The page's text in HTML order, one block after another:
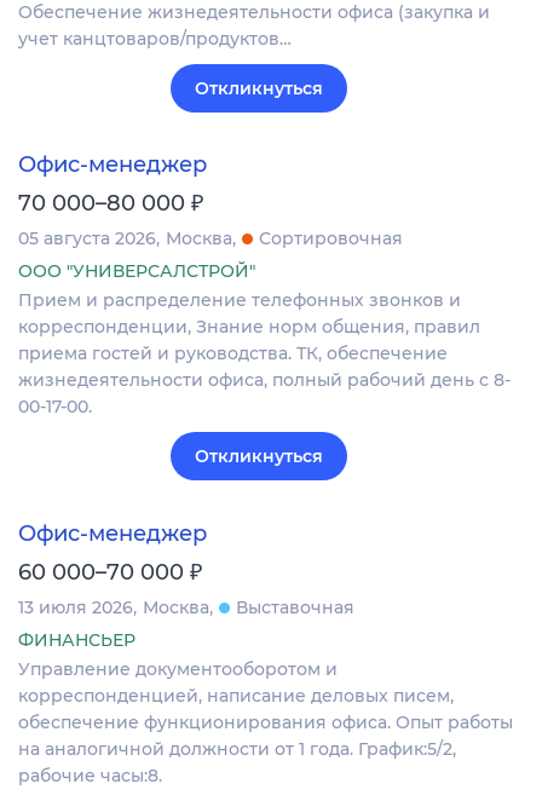
Обеспечение жизнедеятельности офиса (закупка и
учет канцтоваров/продуктов…
Откликнуться
Офис-менеджер
70 000–80 000 ₽
05 августа 2026 Москва
Сортировочная
ООО "УНИВЕРСАЛСТРОЙ"
Прием и распределение телефонных звонков и
корреспонденции, Знание норм общения, правил
приема гостей и руководства. ТК, обеспечение
жизнедеятельности офиса, полный рабочий день с 8-
00-17-00.
Откликнуться
Офис-менеджер
60 000–70 000 ₽
13 июля 2026 Москва
Выставочная
ФИНАНСЬЕР
Управление документооборотом и
корреспонденцией, написание деловых писем,
обеспечение функционирования офиса. Опыт работы
на аналогичной должности от 1 года. График:5/2,
рабочие часы:8.